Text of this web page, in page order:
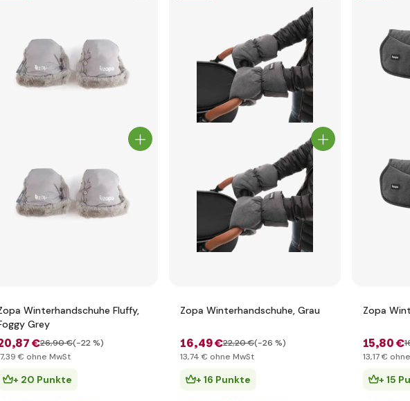
Winterhandschuhe Fluffy,
Grey
,87 €26,90 €(-22 %)
,39 € ohne MwSt
+ 20 Punkte
Zopa Winterhandschuhe, Grau
16,49 €22,20 €(-26 %)
13,74 € ohne MwSt
+ 16 Punkte
Zopa
15,80 €
13,17 €
+ 15